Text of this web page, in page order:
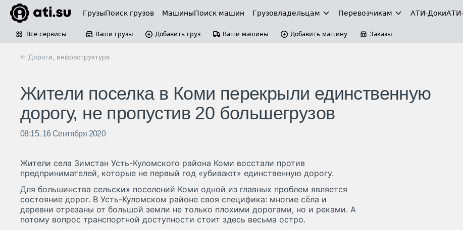
ГрузыПоиск грузов МашиныПоиск машин Грузовладельцам Перевозчикам АТИ-Доки
Все сервисы Ваши грузы Добавить груз Ваши машины Добавить машину Заказы
← Дороги, инфраструктура
Жители поселка в Коми перекрыли единственную
дорогу, не пропустив 20 большегрузов
08:15, 16 Сентября 2020
Жители села Зимстан Усть-Куломского района Коми восстали против
предпринимателей, которые не первый год «убивают» единственную дорогу.
Для большинства сельских поселений Коми одной из главных проблем является
состояние дорог. В Усть-Куломском районе своя специфика: многие сёла и
деревни отрезаны от большой земли не только плохими дорогами, но и реками. А
потому вопрос транспортной доступности стоит здесь весьма остро.